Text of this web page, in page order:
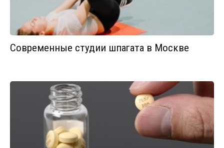
Современные студии шпагата в Москве